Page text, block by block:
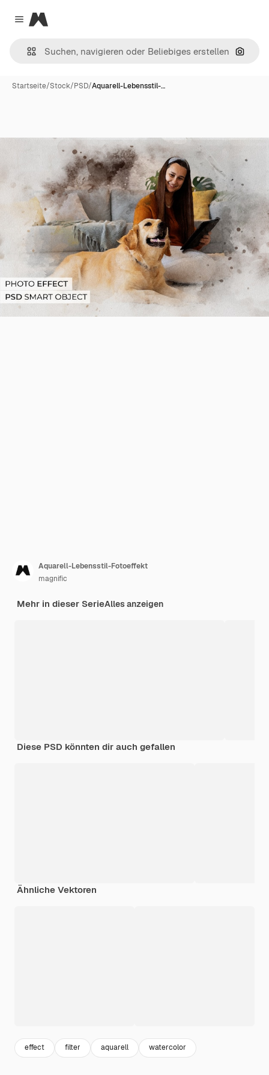
Close menu
Magnific
Nach
Startseite/Stock/PSD/Aquarell-Lebensstil-…
Aquarell-Lebensstil-Fotoeffekt
magnific
Mehr in dieser SerieAlles anzeigen
Diese PSD könnten dir auch gefallen
Ähnliche Vektoren
effect filter aquarell watercolor